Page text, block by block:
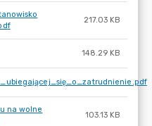
217.03 KB
148.29 KB
na wolne
103.13 KB